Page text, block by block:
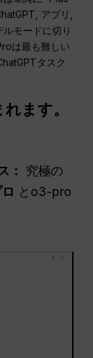
アプリ,
ルモードに切り
は最も難しい
タスク
ます。
：
究極の
とo3-pro